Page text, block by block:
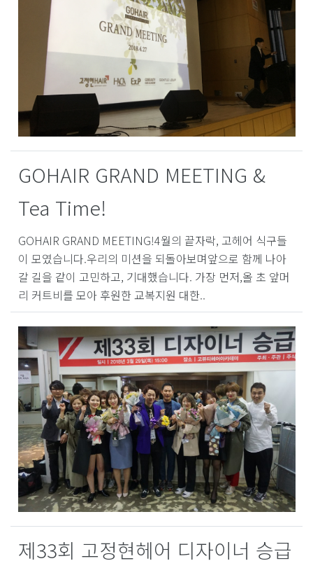
GOHAIR GRAND MEETING &
Tea Time!
GOHAIR GRAND MEETING!4월의 끝자락, 고헤어 식구들
이 모였습니다.우리의 미션을 되돌아보며앞으로 함께 나아
갈 길을 같이 고민하고, 기대했습니다. 가장 먼저,올 초 앞머
리 커트비를 모아 후원한 교복지원 대한..
제33회 고정현헤어 디자이너 승급